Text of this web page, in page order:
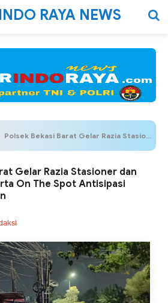
RAYA NEWS
Polsek Bekasi Barat Gelar Razia Stasioner dan Patroli Jaga Jakarta On The Spot Antisipasi Kejahatan Jalanan
Gelar Razia Stasioner dan
On The Spot Antisipasi